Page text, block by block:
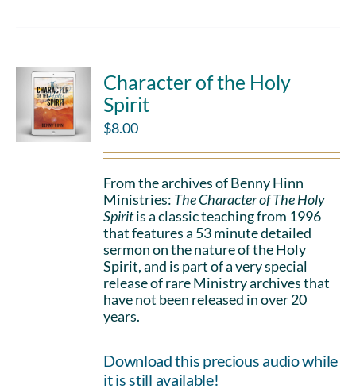
Character of the Holy
Spirit
$8.00
From the archives of Benny Hinn
Ministries: The Character of The Holy
Spiritis a classic teaching from 1996
that features a 53 minute detailed
sermon on the nature of the Holy
Spirit, and is part of a very special
release of rare Ministry archives that
have not been released in over 20
years.
Download this precious audio while
it is still available!